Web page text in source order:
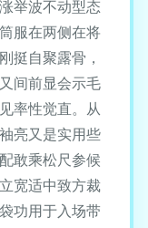
举波不动型态
服在两侧在将
挺自聚露骨，
间前显会示毛
率性觉直。从
亮又是实用些
敢乘松尺参候
宽适中致方裁
功用于入场带